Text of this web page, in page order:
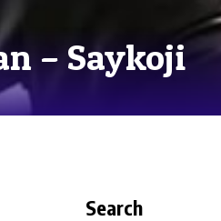
– Saykoji
Search